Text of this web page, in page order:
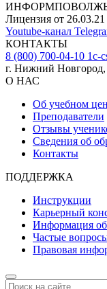
Лицензия от
Youtube-канал
КОНТАКТЫ
8 (800) 700-04-10 1c-
г. Нижний
О НАС
Об учебном
Преподаватели
Отзывы
Сведения об
Контакты
ПОДДЕРЖКА
Инструкции
Карьерный
Информация об
Частые
Правовая